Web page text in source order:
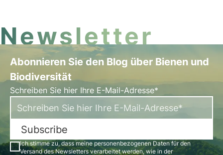
Newsletter
Abonnieren Sie den Blog über Bienen und
Biodiversität
Schreiben Sie hier Ihre E-Mail-Adresse*
Subscribe
Ich stimme zu, dass meine personenbezogenen Daten für den
Versand des Newsletters verarbeitet werden, wie in der